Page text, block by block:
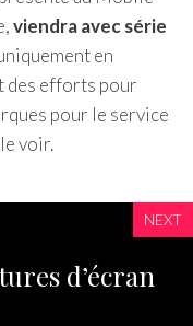
viendra avec série
en
des efforts pour
pour le service
voir.
NEXT
d’écran